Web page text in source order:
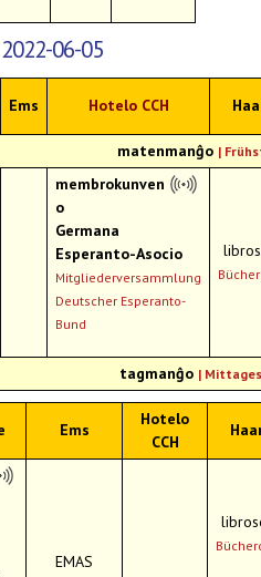
2022-06-05
Ems Hotelo CCH
matenmanĝo |
membrokunven
o
Germana
Esperanto-Asocio
Mitgliederversammlung
Deutscher Esperanto-
Bund
tagmanĝo |
Ems
Hotelo
CCH
EMAS